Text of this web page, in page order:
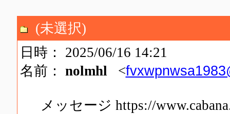
(未選択)
日時： 2025/06/16 14:21
名前： nolmhl <
メッセージ https://